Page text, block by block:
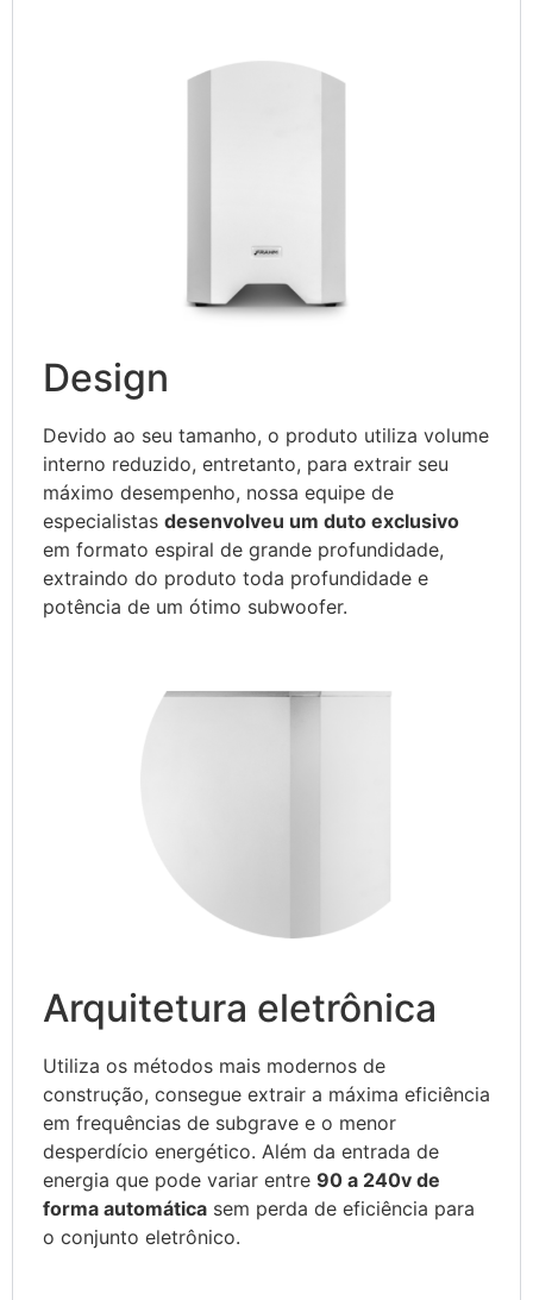
Design
Devido ao seu tamanho, o produto utiliza volume
interno reduzido, entretanto, para extrair seu
máximo desempenho, nossa equipe de
especialistas desenvolveu um duto exclusivo
em formato espiral de grande profundidade,
extraindo do produto toda profundidade e
potência de um ótimo subwoofer.
Arquitetura eletrônica
Utiliza os métodos mais modernos de
construção, consegue extrair a máxima eficiência
em frequências de subgrave e o menor
desperdício energético. Além da entrada de
energia que pode variar entre 90 a 240v de
forma automática sem perda de eficiência para
o conjunto eletrônico.